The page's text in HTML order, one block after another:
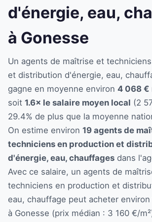
d'énergie, eau,
à Gonesse
Un agents de maîtrise et
et distribution d'énergie, eau,
gagne en moyenne environ 4 068 €
soit 1.6× le salaire moyen local (2
29.4% de plus que la moyenne
On estime environ 19 agents de
techniciens en production et
d'énergie, eau, chauffages dans
Avec ce salaire, un agents de
techniciens en production et
eau, chauffage peut acheter environ
à Gonesse (prix médian : 3 160 €/